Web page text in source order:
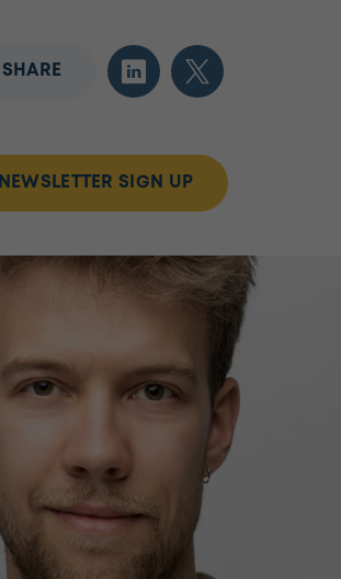
SHARE
NEWSLETTER SIGN UP